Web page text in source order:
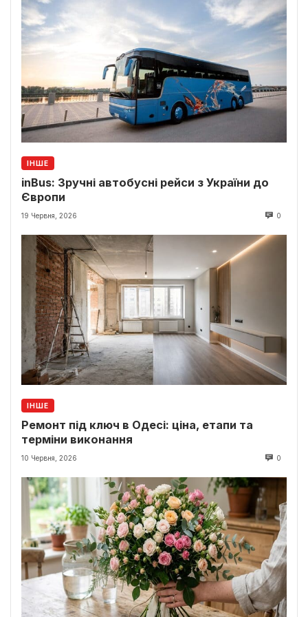
ІНШЕ
inBus: Зручні автобусні рейси з України до
Європи
19 Червня, 2026 0
ІНШЕ
Ремонт під ключ в Одесі: ціна, етапи та
терміни виконання
10 Червня, 2026 0